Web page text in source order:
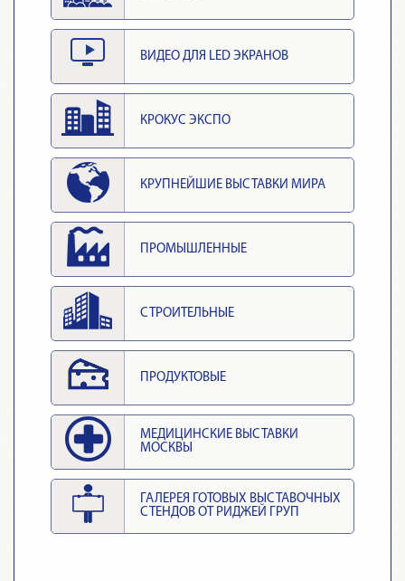
ВИДЕО ДЛЯ LED ЭКРАНОВ
КРОКУС ЭКСПО
КРУПНЕЙШИЕ ВЫСТАВКИ МИРА
ПРОМЫШЛЕННЫЕ
СТРОИТЕЛЬНЫЕ
ПРОДУКТОВЫЕ
МЕДИЦИНСКИЕ ВЫСТАВКИ
МОСКВЫ
ГАЛЕРЕЯ ГОТОВЫХ ВЫСТАВОЧНЫХ
СТЕНДОВ ОТ РИДЖЕЙ ГРУП